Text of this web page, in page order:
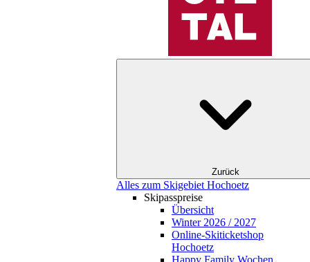
Zurück
Alles zum Skigebiet Hochoetz
Skipasspreise
Übersicht
Winter 2026 / 2027
Online-Skiticketshop
Hochoetz
Happy Family Wochen